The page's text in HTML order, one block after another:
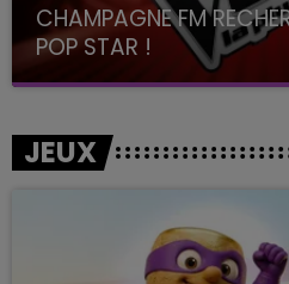
CHAMPAGNE FM
POP STAR !
Toute la journée sur
JEUX